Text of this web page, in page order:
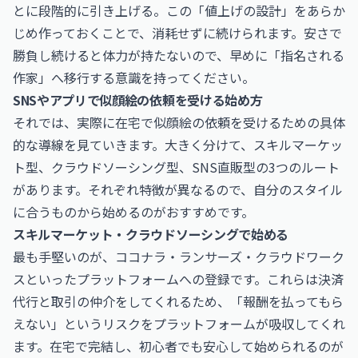
とに段階的に引き上げる。この「値上げの設計」をあらか
じめ作っておくことで、消耗せずに続けられます。安さで
勝負し続けると体力が持たないので、早めに「指名される
作家」へ移行する意識を持ってください。
SNSやアプリで似顔絵の依頼を受ける始め方
それでは、実際に在宅で似顔絵の依頼を受けるための具体
的な導線を見ていきます。大きく分けて、スキルマーケッ
ト型、クラウドソーシング型、SNS直販型の3つのルート
があります。それぞれ特徴が異なるので、自分のスタイル
に合うものから始めるのがおすすめです。
スキルマーケット・クラウドソーシングで始める
最も手堅いのが、ココナラ・ランサーズ・クラウドワーク
スといったプラットフォームへの登録です。これらは決済
代行と取引の仲介をしてくれるため、「報酬を払ってもら
えない」というリスクをプラットフォームが吸収してくれ
ます。在宅で完結し、初心者でも安心して始められるのが